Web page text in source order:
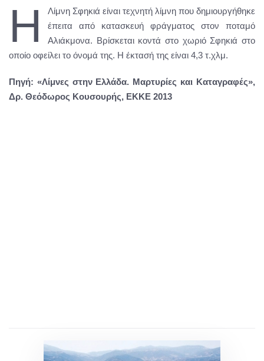
Η
Λίμνη Σφηκιά είναι τεχνητή λίμνη που δημιουργήθηκε
έπειτα από κατασκευή φράγματος στον ποταμό
Αλιάκμονα. Βρίσκεται κοντά στο χωριό Σφηκιά στο
οποίο οφείλει το όνομά της. Η έκτασή της είναι 4,3 τ.χλμ.
Πηγή: «Λίμνες στην Ελλάδα. Μαρτυρίες και Καταγραφές»,
Δρ. Θεόδωρος Κουσουρής, ΕΚΚΕ 2013